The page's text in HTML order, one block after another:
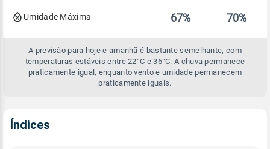
Umidade Máxima 67% 70%
A previsão para hoje e amanhã é bastante semelhante, com
temperaturas estáveis entre 22°C e 36°C. A chuva permanece
praticamente igual, enquanto vento e umidade permanecem
praticamente iguais.
Índices